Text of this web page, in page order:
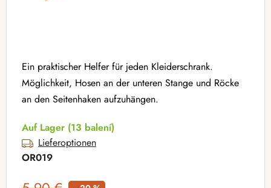
Ein praktischer Helfer für jeden Kleiderschrank.
Möglichkeit, Hosen an der unteren Stange und Röcke
an den Seitenhaken aufzuhängen.
Auf Lager (13 balení)
Lieferoptionen
OR019